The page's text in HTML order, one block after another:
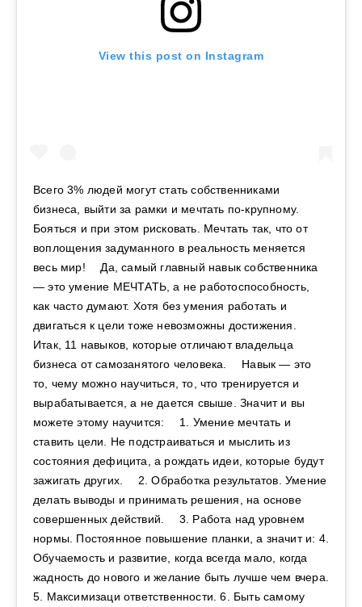
View this post on Instagram
Всего 3% людей могут стать собственниками
бизнеса, выйти за рамки и мечтать по-крупному.
Бояться и при этом рисковать. Мечтать так, что от
воплощения задуманного в реальность меняется
весь мир! ⠀ Да, самый главный навык собственника
— это умение МЕЧТАТЬ, а не работоспособность,
как часто думают. Хотя без умения работать и
двигаться к цели тоже невозможны достижения. ⠀
Итак, 11 навыков, которые отличают владельца
бизнеса от самозанятого человека. ⠀ Навык — это
то, чему можно научиться, то, что тренируется и
вырабатывается, а не дается свыше. Значит и вы
можете этому научится: ⠀ 1. Умение мечтать и
ставить цели. Не подстраиваться и мыслить из
состояния дефицита, а рождать идеи, которые будут
зажигать других. ⠀ 2. Обработка результатов. Умение
делать выводы и принимать решения, на основе
совершенных действий. ⠀ 3. Работа над уровнем
нормы. Постоянное повышение планки, а значит и: 4.
Обучаемость и развитие, когда всегда мало, когда
жадность до нового и желание быть лучше чем вчера.
5. Максимизаци ответственности. 6. Быть самому